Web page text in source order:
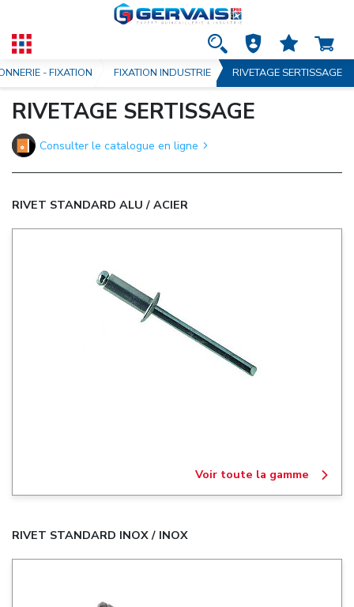
- FIXATION FIXATION INDUSTRIE RIVETAGE SERTISSAGE
RIVETAGE SERTISSAGE
Consulter le catalogue en ligne
RIVET STANDARD ALU / ACIER
Voir toute la gamme
RIVET STANDARD INOX / INOX